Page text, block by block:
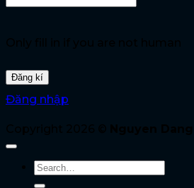
Đăng nhập